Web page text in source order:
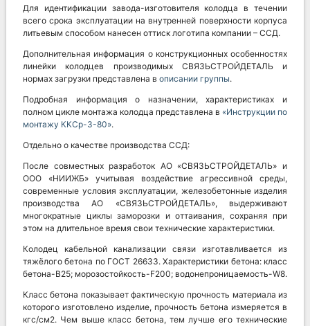
Для идентификации завода-изготовителя колодца в течении
всего срока эксплуатации на внутренней поверхности корпуса
литьевым способом нанесен оттиск логотипа компании – ССД.
Дополнительная информация о конструкционных особенностях
линейки колодцев производимых СВЯЗЬСТРОЙДЕТАЛЬ и
нормах загрузки представлена в описании группы.
Подробная информация о назначении, характеристиках и
полном цикле монтажа колодца представлена в «Инструкции по
монтажу ККСр-3-80».
Отдельно о качестве производства ССД:
После совместных разработок АО «СВЯЗЬСТРОЙДЕТАЛЬ» и
ООО «НИИЖБ» учитывая воздействие агрессивной среды,
современные условия эксплуатации, железобетонные изделия
производства АО «СВЯЗЬСТРОЙДЕТАЛЬ», выдерживают
многократные циклы заморозки и оттаивания, сохраняя при
этом на длительное время свои технические характеристики.
Колодец кабельной канализации связи изготавливается из
тяжёлого бетона по ГОСТ 26633. Характеристики бетона: класс
бетона-В25; морозостойкость-F200; водонепроницаемость-W8.
Класс бетона показывает фактическую прочность материала из
которого изготовлено изделие, прочность бетона измеряется в
кгс/см2. Чем выше класс бетона, тем лучше его технические